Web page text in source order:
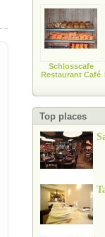
Schlosscafe
Restaurant Café
Top places